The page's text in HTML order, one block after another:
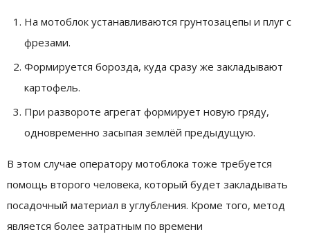
На мотоблок устанавливаются грунтозацепы и плуг с
фрезами.
Формируется борозда, куда сразу же закладывают
картофель.
При развороте агрегат формирует новую гряду,
одновременно засыпая землёй предыдущую.
В этом случае оператору мотоблока тоже требуется
помощь второго человека, который будет закладывать
посадочный материал в углубления. Кроме того, метод
является более затратным по времени